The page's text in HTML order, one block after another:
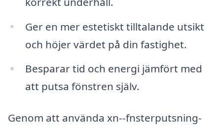
Ger en mer estetiskt tilltalande utsikt
och höjer värdet på din fastighet.
Besparar tid och energi jämfört med
att putsa fönstren själv.
Genom att använda xn--fnsterputsning-